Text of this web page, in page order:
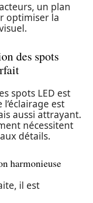
un plan
optimiser la
des spots
spots LED est
est
aussi attrayant.
nécessitent
détails.
harmonieuse
il est